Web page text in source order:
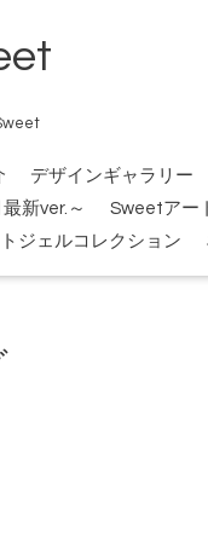
デザインギャラリー
新ver.～
Sweetアー
ジェルコレクション